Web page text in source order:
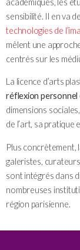
sensibilité. Il en va
technologies de
mêlent une
centrés sur les
La licence d’arts
réflexion
dimensions
de l’art, sa pratique
Plus concrètement,
galeristes,
sont intégrés dans
nombreuses
région parisienne.